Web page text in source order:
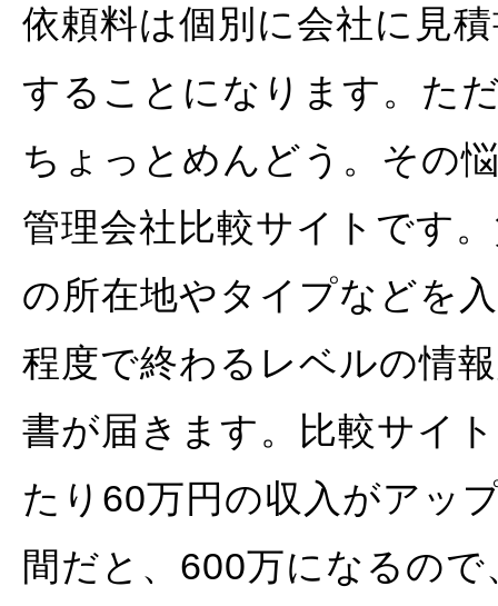
依頼料は個別に会社に見
することになります。た
ちょっとめんどう。その
管理会社比較サイトです
の所在地やタイプなどを
程度で終わるレベルの情
書が届きます。比較サイ
たり60万円の収入がアッ
間だと、600万になるの